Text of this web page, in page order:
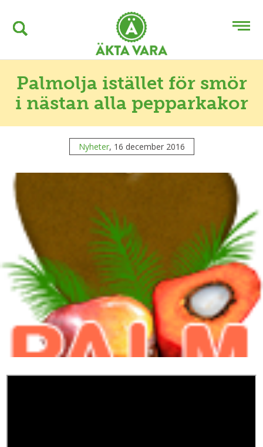
Palmolja istället för smör
i nästan alla pepparkakor
Nyheter, 16 december 2016